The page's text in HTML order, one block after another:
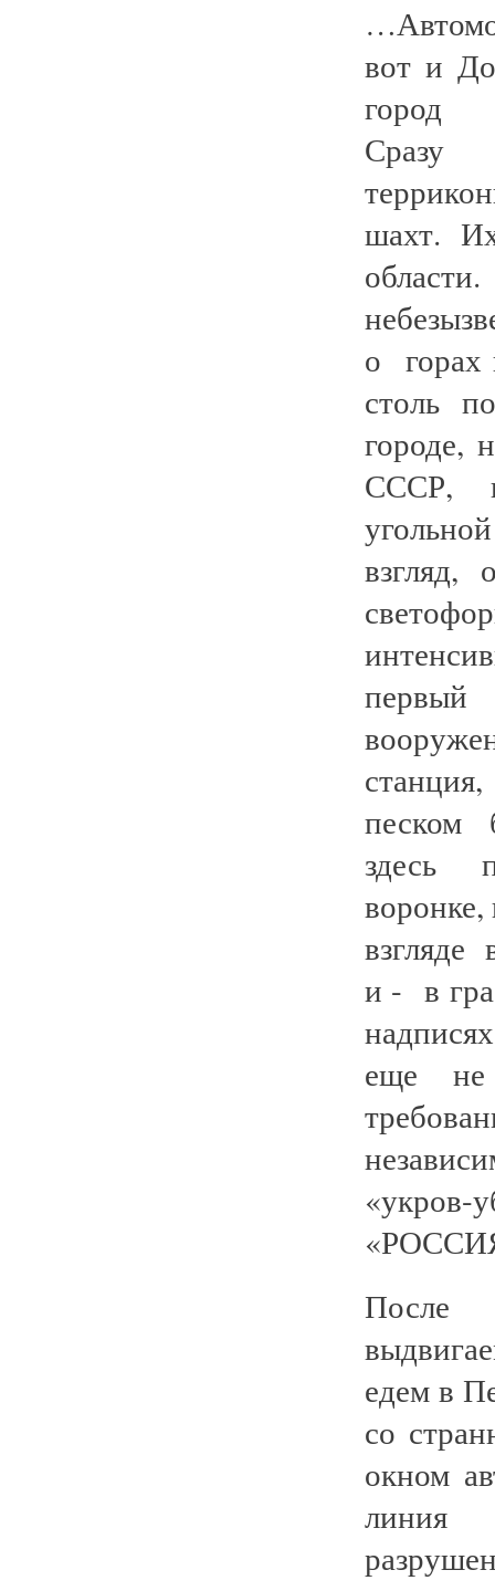
вот и
город
Сразу
шахт.
о горах
столь
городе,
СССР,
взгляд,
песком
здесь
взгляде
и - в
еще не
После
едем в
со
окном
линия